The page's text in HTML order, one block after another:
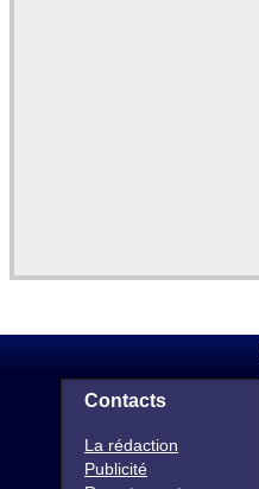
Contacts
La rédaction
Publicité